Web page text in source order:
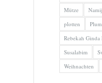
Mütze
plotten
Plum
Rebekah Ginda
Susalabim
Weihnachten